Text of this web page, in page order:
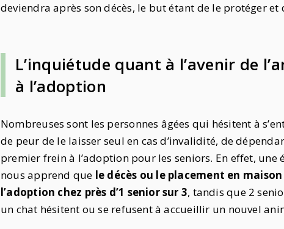
deviendra après son décès, le but étant de le protéger
L’inquiétude quant à l’avenir de
à l’adoption
Nombreuses sont les personnes âgées qui hésitent à
de peur de le laisser seul en cas d’invalidité, de
premier frein à l’adoption pour les seniors. En effet, une
nous apprend que le décès ou le placement en
l’adoption chez près d’1 senior sur 3, tandis que 2
un chat hésitent ou se refusent à accueillir un nouvel